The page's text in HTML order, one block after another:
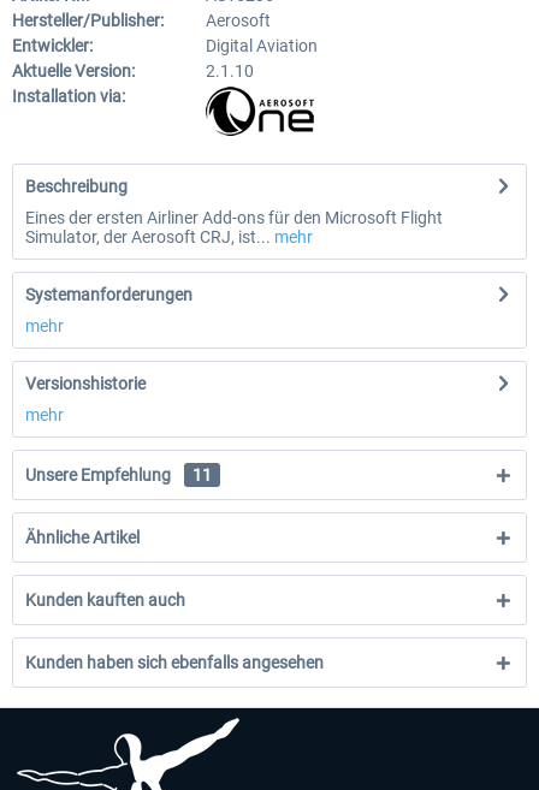
Hersteller/Publisher:
Aerosoft
Entwickler:
Digital Aviation
Aktuelle Version:
2.1.10
Installation via:
Beschreibung
Eines der ersten Airliner Add-ons für den Microsoft Flight
Simulator, der Aerosoft CRJ, ist... mehr
Systemanforderungen
mehr
Versionshistorie
mehr
Unsere Empfehlung 11
Ähnliche Artikel
Kunden kauften auch
Kunden haben sich ebenfalls angesehen